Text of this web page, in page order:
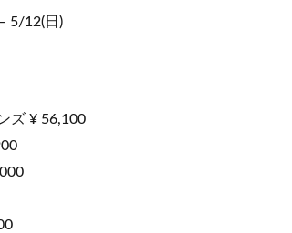
5/12(日)
ズ ¥ 56,100